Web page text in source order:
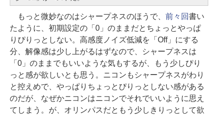
もっと微妙なのはシャープネスのほうで、 前々回書い
たように、初期設定の「0」のままだとちょっとやっぱ
りぴりっとしない。高感度ノイズ低減を「Off」にする
分、解像感は少し上がるはずなので、シャープネスは
「0」のままでもいいような気もするが、もう少しぴり
っと感が欲しいとも思う。ニコンもシャープネスがわり
と控えめで、やっぱりちょっとぴりっとしない感がある
のだが、なぜかニコンはニコンでそれでいいように思え
てしまう。が、オリンパスだともう少しきりっとして欲